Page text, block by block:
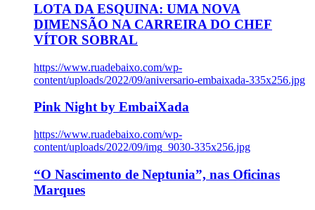
LOTA DA ESQUINA: UMA NOVA
DIMENSÃO NA CARREIRA DO CHEF
VÍTOR SOBRAL
https://www.ruadebaixo.com/wp-
content/uploads/2022/09/aniversario-embaixada-335x256.jpg
Pink Night by EmbaiXada
https://www.ruadebaixo.com/wp-
content/uploads/2022/09/img_9030-335x256.jpg
“O Nascimento de Neptunia”, nas Oficinas
Marques